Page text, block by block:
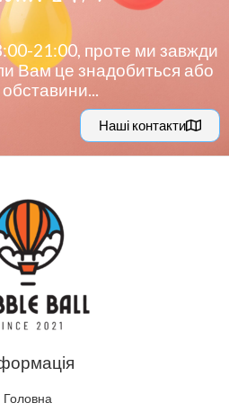
21:00, проте ми завжди
Вам це знадобиться або
Наші контакти
Головна